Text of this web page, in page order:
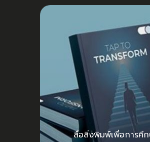
สื่อสิ่งพิมพ์เพื่อการศึ